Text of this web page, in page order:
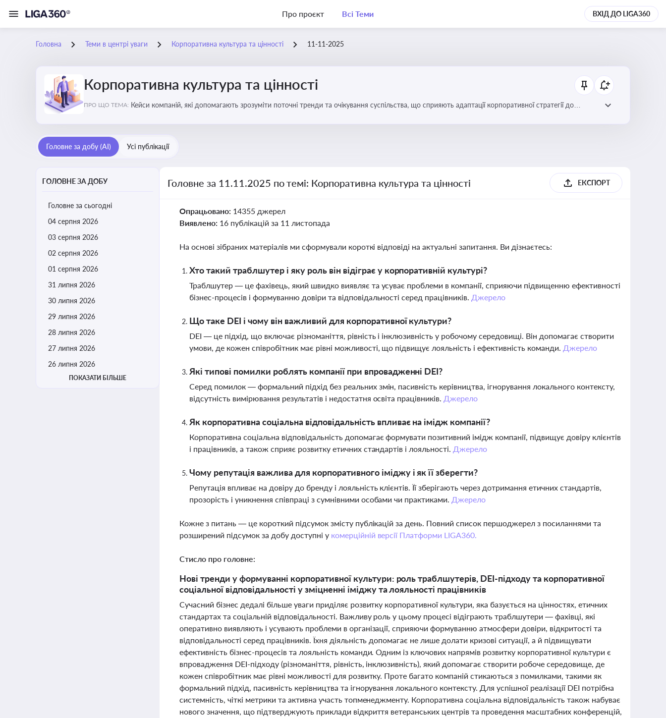
Про проєкт Всі Теми ВХІД ДО LIGA360
Головна Теми в центрі уваги Корпоративна культура та цінності 11-11-2025
Корпоративна культура та цінності
ПРО ЩО ТЕМА: Кейси компаній, які допомагають зрозуміти поточні тренди та очікування суспільства, що сприяють адаптації корпоративної стратегії до
Головне за добу (AI) Усі публікації
ГОЛОВНЕ ЗА ДОБУ
Головне за сьогодні
04 серпня 2026
03 серпня 2026
02 серпня 2026
01 серпня 2026
31 липня 2026
30 липня 2026
29 липня 2026
28 липня 2026
27 липня 2026
26 липня 2026
ПОКАЗАТИ БІЛЬШЕ
Головне за 11.11.2025 по темі: Корпоративна культура та цінності ЕКСПОРТ
Опрацьовано: 14355 джерел
Виявлено: 16 публікацій за 11 листопада
На основі зібраних матеріалів ми сформували короткі відповіді на актуальні запитання. Ви дізнаєтесь:
Хто такий траблшутер і яку роль він відіграє у корпоративній культурі?
Траблшутер — це фахівець, який швидко виявляє та усуває проблеми в компанії, сприяючи підвищенню ефективності
бізнес-процесів і формуванню довіри та відповідальності серед працівників. Джерело
Що таке DEI і чому він важливий для корпоративної культури?
DEI — це підхід, що включає різноманіття, рівність і інклюзивність у робочому середовищі. Він допомагає створити
умови, де кожен співробітник має рівні можливості, що підвищує лояльність і ефективність команди. Джерело
Які типові помилки роблять компанії при впровадженні DEI?
Серед помилок — формальний підхід без реальних змін, пасивність керівництва, ігнорування локального контексту,
відсутність вимірювання результатів і недостатня освіта працівників. Джерело
Як корпоративна соціальна відповідальність впливає на імідж компанії?
Корпоративна соціальна відповідальність допомагає формувати позитивний імідж компанії, підвищує довіру клієнтів
і працівників, а також сприяє розвитку етичних стандартів і лояльності. Джерело
Чому репутація важлива для корпоративного іміджу і як її зберегти?
Репутація впливає на довіру до бренду і лояльність клієнтів. Її зберігають через дотримання етичних стандартів,
прозорість і уникнення співпраці з сумнівними особами чи практиками. Джерело
Кожне з питань — це короткий підсумок змісту публікацій за день. Повний список першоджерел з посиланнями та
розширений підсумок за добу доступні у комерційній версії Платформи LIGA360.
Стисло про головне:
Нові тренди у формуванні корпоративної культури: роль траблшутерів, DEI-підходу та корпоративної
соціальної відповідальності у зміцненні іміджу та лояльності працівників
Сучасний бізнес дедалі більше уваги приділяє розвитку корпоративної культури, яка базується на цінностях, етичних
стандартах та соціальній відповідальності. Важливу роль у цьому процесі відіграють траблшутери — фахівці, які
оперативно виявляють і усувають проблеми в організації, сприяючи формуванню атмосфери довіри, відкритості та
відповідальності серед працівників. Їхня діяльність допомагає не лише долати кризові ситуації, а й підвищувати
ефективність бізнес-процесів та лояльність команди. Одним із ключових напрямів розвитку корпоративної культури є
впровадження DEI-підходу (різноманіття, рівність, інклюзивність), який допомагає створити робоче середовище, де
кожен співробітник має рівні можливості для розвитку. Проте багато компаній стикаються з помилками, такими як
формальний підхід, пасивність керівництва та ігнорування локального контексту. Для успішної реалізації DEI потрібна
системність, чіткі метрики та активна участь топменеджменту. Корпоративна соціальна відповідальність також набуває
нового значення, що підтверджують приклади відкриття ветеранських центрів та проведення масштабних конференцій,